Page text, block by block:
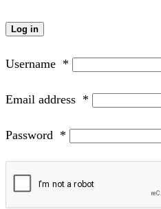
Log in
Username *
Email address *
Password *